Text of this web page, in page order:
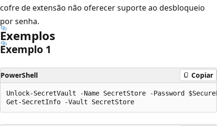
cofre de extensão não oferecer suporte ao desbloqueio
por senha.
Exemplos
Exemplo 1
PowerShell Copiar
Unlock-SecretVault -Name SecretStore -Password